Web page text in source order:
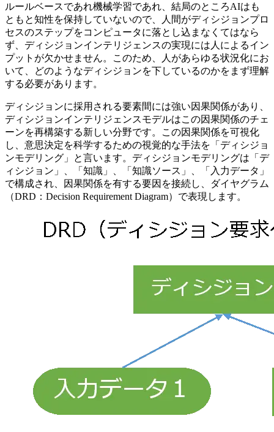
ルールベースであれ機械学習であれ、結局のところAIはも
ともと知性を保持していないので、人間がディシジョンプロ
セスのステップをコンピュータに落とし込まなくてはなら
ず、ディシジョンインテリジェンスの実現には人によるイン
プットが欠かせません。このため、人があらゆる状況化にお
いて、どのようなディシジョンを下しているのかをまず理解
する必要があります。
ディシジョンに採用される要素間には強い因果関係があり、
ディシジョンインテリジェンスモデルはこの因果関係のチェ
ーンを再構築する新しい分野です。この因果関係を可視化
し、意思決定を科学するための視覚的な手法を「ディシジョ
ンモデリング」と言います。ディシジョンモデリングは「デ
ィシジョン」、「知識」、「知識ソース」、「入力データ」
で構成され、因果関係を有する要因を接続し、ダイヤグラム
（DRD：Decision Requirement Diagram）で表現します。